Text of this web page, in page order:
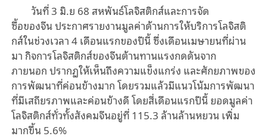
วันที่3 มิ.ย 68 สหพันธ์โลจิสติกส์และการจัด
ซื้อของจีนประกาศรายงานมูลค่าด้านการให้บริการโลจิสติ
กส์ในช่วงเวลา4เดือนแรกของปีนี้ซึ่งเดือนเมษายนที่ผ่าน
มา กิจการโลจิสติกส์ของจีนต้านทานแรงกดดันจาก
ภายนอกปรากฏให้เห็นถึงความแข็งแกร่ง และศักยภาพของ
การพัฒนาที่ค่อนข้างมากโดยรวมแล้วมีแนวโน้มการพัฒนา
ที่มีเสถียรภาพและค่อนข้างดีโดยสี่เดือนแรกปีนี้ยอดมูลค่า
โลจิสติกส์ทั่วทั้งสังคมจีนอยู่ที่115.3 ล้านล้านหยวนเพิ่ม
มากขึ้น5.6%